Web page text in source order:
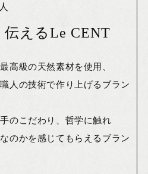
えるLe CENT
高級の天然素材を使用、
人の技術で作り上げるブラン
のこだわり、哲学に触れ
のかを感じてもらえるブラン